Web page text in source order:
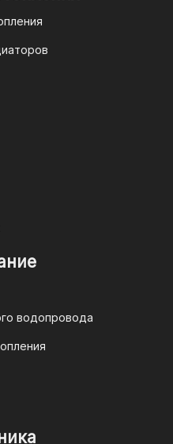
отделом
гарантии
Вы можете
что мы действуем
как
(котлы, газовые
водопровода